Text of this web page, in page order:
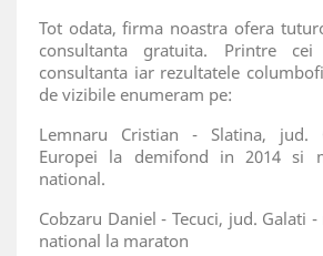
Tot odata, firma noastra ofera
consultanta gratuita. Printre
consultanta iar rezultatele
de vizibile enumeram pe:
Lemnaru Cristian - Slatina,
Europei la demifond in 2014 si
national.
Cobzaru Daniel - Tecuci, jud. Galati
national la maraton